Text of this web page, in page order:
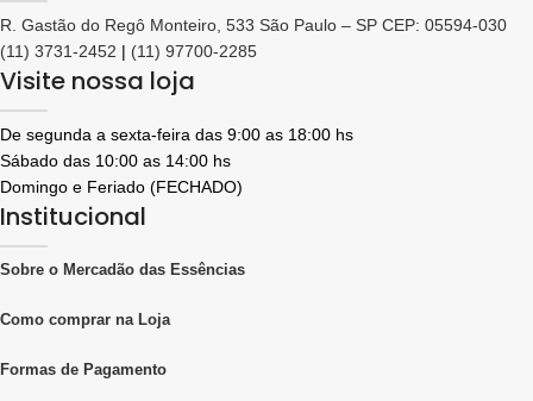
R. Gastão do Regô Monteiro, 533 São Paulo – SP CEP: 05594-030
(11) 3731-2452 | (11) 97700-2285
Visite nossa loja
De segunda a sexta-feira das 9:00 as 18:00 hs
Sábado das 10:00 as 14:00 hs
Domingo e Feriado (FECHADO)
Institucional
Sobre o Mercadão das Essências
Como comprar na Loja
Formas de Pagamento